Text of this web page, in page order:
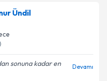
Ündil
sonuna kadar en
Devamı